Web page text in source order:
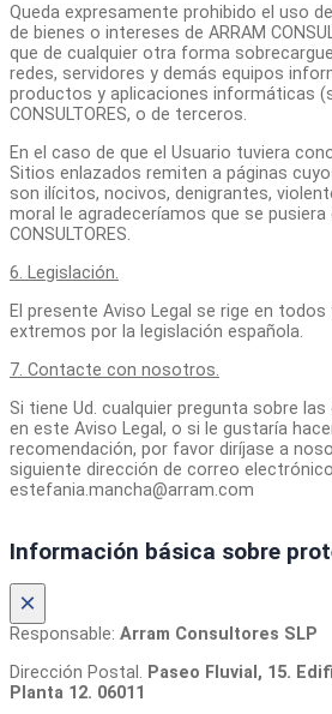
Queda expresamente prohibido el uso
de bienes o intereses de ARRAM
que de cualquier otra forma
redes, servidores y demás equipos
productos y aplicaciones informáticas
CONSULTORES, o de terceros.
En el caso de que el Usuario tuviera
Sitios enlazados remiten a páginas
son ilícitos, nocivos, denigrantes,
moral le agradeceríamos que se
CONSULTORES.
6. Legislación.
El presente Aviso Legal se rige en
extremos por la legislación española.
7. Contacte con nosotros.
Si tiene Ud. cualquier pregunta sobre
en este Aviso Legal, o si le gustaría
recomendación, por favor diríjase a
siguiente dirección de correo
estefania.mancha@arram.com
Información básica sobre
×
Responsable: Arram Consultores SLP
Dirección Postal. Paseo Fluvial, 15.
Planta 12. 06011